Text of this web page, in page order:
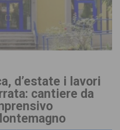
d’estate i lavori
cantiere da